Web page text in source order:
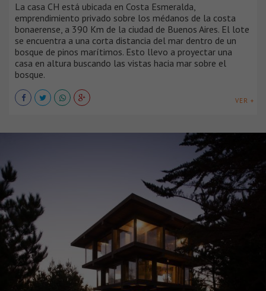
La casa CH está ubicada en Costa Esmeralda,
emprendimiento privado sobre los médanos de la costa
bonaerense, a 390 Km de la ciudad de Buenos Aires. El lote
se encuentra a una corta distancia del mar dentro de un
bosque de pinos marítimos. Esto llevo a proyectar una
casa en altura buscando las vistas hacia mar sobre el
bosque.
VER +